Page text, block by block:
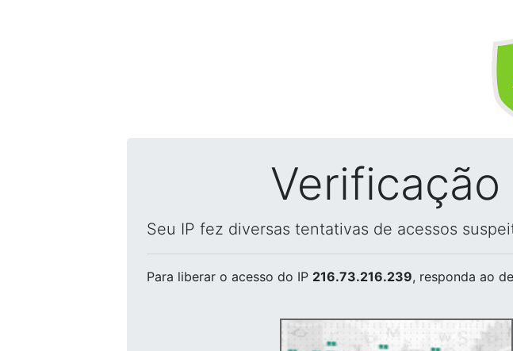
Seu IP fez diversas tentativas de acessos
Para liberar o acesso do IP 216.73.216.239, responda ao